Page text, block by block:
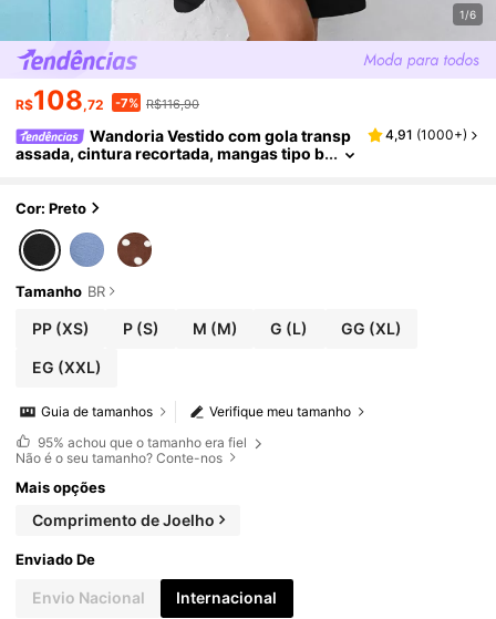
1/6
R$108,72 -7% R$116,90
Wandoria Vestido com gola transp
assada, cintura recortada, mangas tipo b
4,91 (1000+)
Cor: Preto
Tamanho BR
PP(XS) P(S) M (M) G (L) GG (XL)
EG (XXL)
Verifique meu tamanho
Guia de tamanhos
95% achou que o tamanho era fiel
Não é o seu tamanho? Conte-nos
Mais opções
Comprimento de Joelho
Enviado De
Envio Nacional Internacional